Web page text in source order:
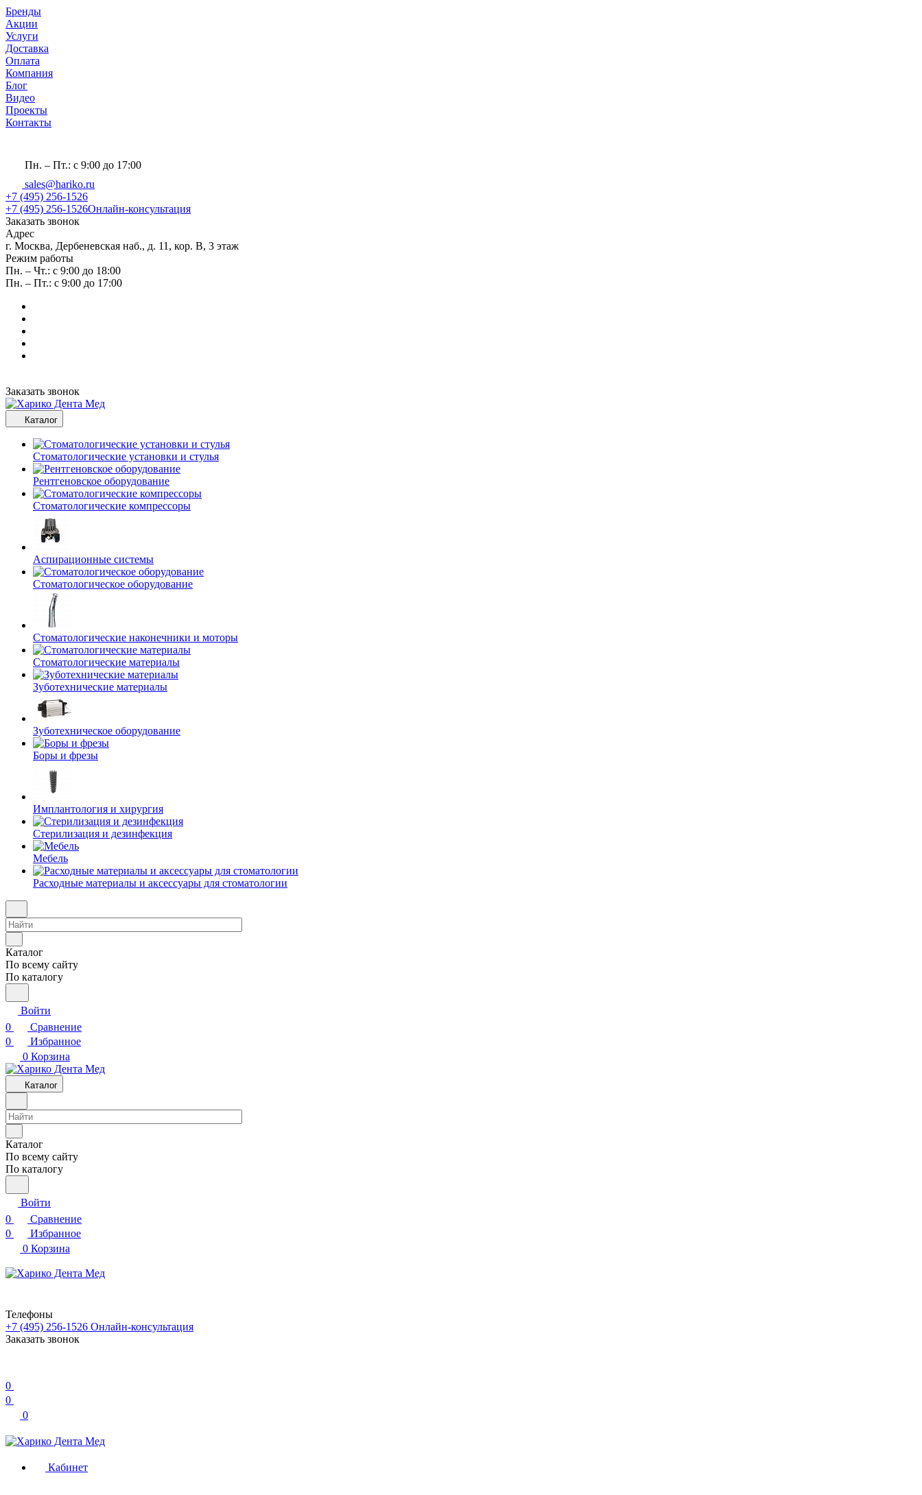
Бренды
Акции
Услуги
Доставка
Оплата
Компания
Блог
Видео
Проекты
Контакты
Пн. – Пт.: с 9:00 до 17:00
sales@hariko.ru
+7 (495) 256-1526
+7 (495) 256-1526Онлайн-консультация
Заказать звонок
Адрес
г. Москва, Дербеневская наб., д. 11, кор. В, 3 этаж
Режим работы
Пн. – Чт.: с 9:00 до 18:00
Пн. – Пт.: с 9:00 до 17:00
Заказать звонок
Каталог
Стоматологические установки и стулья
Рентгеновское оборудование
Стоматологические компрессоры
Аспирационные системы
Стоматологическое оборудование
Стоматологические наконечники и моторы
Стоматологические материалы
Зуботехнические материалы
Зуботехническое оборудование
Боры и фрезы
Имплантология и хирургия
Стерилизация и дезинфекция
Мебель
Расходные материалы и аксессуары для стоматологии
Каталог
По всему сайту
По каталогу
Войти
0
Сравнение
0
Избранное
0 Корзина
Каталог
Каталог
По всему сайту
По каталогу
Войти
0
Сравнение
0
Избранное
0 Корзина
Телефоны
+7 (495) 256-1526 Онлайн-консультация
Заказать звонок
0
0
0
Кабинет